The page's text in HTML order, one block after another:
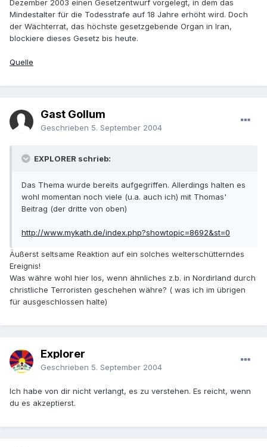
Dezember 2003 einen Gesetzentwurf vorgelegt, in dem das
Mindestalter für die Todesstrafe auf 18 Jahre erhöht wird. Doch
der Wächterrat, das höchste gesetzgebende Organ in Iran,
blockiere dieses Gesetz bis heute.
Quelle
Gast Gollum
Geschrieben 5. September 2004
EXPLORER schrieb:
Das Thema wurde bereits aufgegriffen. Allerdings halten es
wohl momentan noch viele (u.a. auch ich) mit Thomas'
Beitrag (der dritte von oben)
http://www.mykath.de/index.php?showtopic=8692&st=0
Äußerst seltsame Reaktion auf ein solches welterschütterndes
Ereignis!
Was währe wohl hier los, wenn ähnliches z.b. in Nordirland durch
christliche Terroristen geschehen währe? ( was ich im übrigen
für ausgeschlossen halte)
Explorer
Geschrieben 5. September 2004
Ich habe von dir nicht verlangt, es zu verstehen. Es reicht, wenn
du es akzeptierst.